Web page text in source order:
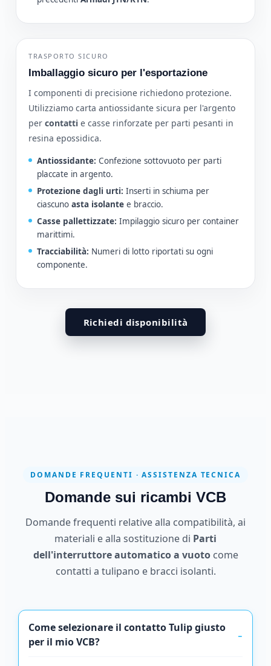
TRASPORTO SICURO
Imballaggio sicuro per l'esportazione
I componenti di precisione richiedono protezione.
Utilizziamo carta antiossidante sicura per l'argento
per contatti e casse rinforzate per parti pesanti in
resina epossidica.
Antiossidante: Confezione sottovuoto per parti
placcate in argento.
Protezione dagli urti: Inserti in schiuma per
ciascuno asta isolante e braccio.
Casse pallettizzate: Impilaggio sicuro per container
marittimi.
Tracciabilità: Numeri di lotto riportati su ogni
componente.
Richiedi disponibilità
DOMANDE FREQUENTI · ASSISTENZA TECNICA
Domande sui ricambi VCB
Domande frequenti relative alla compatibilità, ai
materiali e alla sostituzione di Parti
dell'interruttore automatico a vuotocome
contatti a tulipano e bracci isolanti.
Come selezionare il contatto Tulip giusto
per il mio VCB?